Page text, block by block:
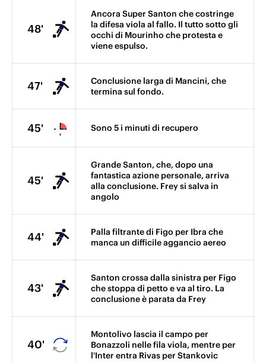
48'
Ancora Super Santon che costringe
la difesa viola al fallo. Il tutto sotto gli
occhi di Mourinho che protesta e
viene espulso.
47'
Conclusione larga di Mancini, che
termina sul fondo.
45' Sono 5 i minuti di recupero
45'
Grande Santon, che, dopo una
fantastica azione personale, arriva
alla conclusione. Frey si salva in
angolo
44'
Palla filtrante di Figo per Ibra che
manca un difficile aggancio aereo
43'
Santon crossa dalla sinistra per Figo
che stoppa di petto e va al tiro. La
conclusione è parata da Frey
40'
Montolivo lascia il campo per
Bonazzoli nelle fila viola, mentre per
l'Inter entra Rivas per Stankovic